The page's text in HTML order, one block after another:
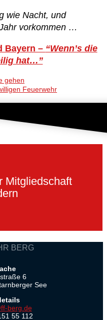
wie Nacht, und
vorkommen …
Bayern – “Wenn’s die
hat…”
gehen
Feuerwehr
Mitgliedschaft
BERG
6
See
berg.de
55 112